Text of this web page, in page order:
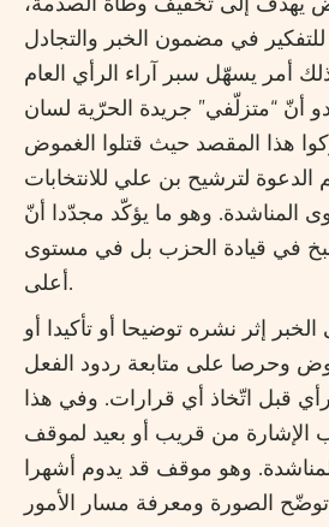
يهدف إلى تخفيف وطأة الصدمة،
في مضمون الخبر والتجادل
أمر يسهّل سبر آراء الرأي العام
أنّ “متزلّفي” جريدة الحرّية لسان
هذا المقصد حيث قتلوا الغموض
الدعوة لترشيح بن علي للانتخابات
المناشدة. وهو ما يؤكّد مجدّدا أنّ
في قيادة الحزب بل في مستوى
أعلى.
إثر نشره توضيحا أو تأكيدا أو
وحرصا على متابعة ردود الفعل
قبل اتّخاذ أي قرارات. وفي هذا
الإشارة من قريب أو بعيد لموقف
وهو موقف قد يدوم أشهرا